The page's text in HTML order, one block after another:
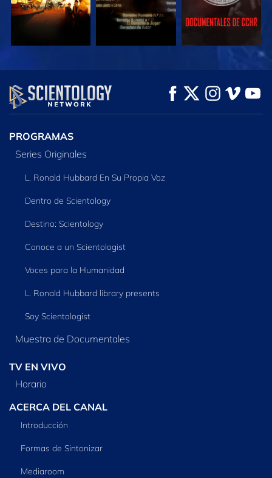
VE
EXPLORA LAS
SERIES
PROGRAMAS
Series Originales
L. Ronald Hubbard En Su Propia Voz
Dentro de Scientology
Destino: Scientology
Conoce a un Scientologist
Voces para la Humanidad
L. Ronald Hubbard library presents
Soy Scientologist
Muestra de Documentales
TV EN VIVO
Horario
ACERCA DEL CANAL
Introducción
Formas de Sintonizar
Mediaroom